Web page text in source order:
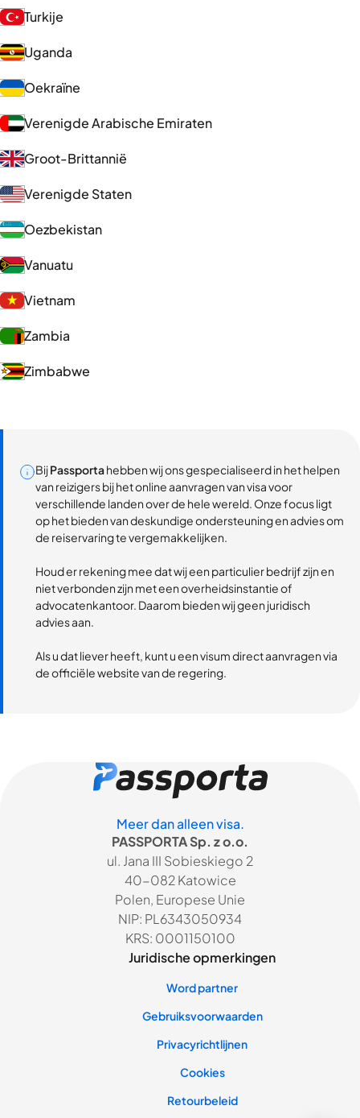
Turkije
Uganda
Oekraïne
Verenigde Arabische Emiraten
Groot-Brittannië
Verenigde Staten
Oezbekistan
Vanuatu
Vietnam
Zambia
Zimbabwe
BijPassportahebben wij ons gespecialiseerd in het helpen
van reizigers bij het online aanvragen van visa voor
verschillende landen over de hele wereld. Onze focus ligt
op het bieden van deskundige ondersteuning en advies om
de reiservaring te vergemakkelijken.
Houd er rekening mee dat wij een particulier bedrijf zijn en
niet verbonden zijn met een overheidsinstantie of
advocatenkantoor. Daarom bieden wij geen juridisch
advies aan.
Als u dat liever heeft, kunt u een visum direct aanvragen via
de officiële website van de regering.
Meer dan alleen visa.
PASSPORTA Sp. z o.o.
ul. Jana III Sobieskiego 2
40-082 Katowice
Polen, Europese Unie
NIP: PL6343050934
KRS: 0001150100
Juridische opmerkingen
Word partner
Gebruiksvoorwaarden
Privacyrichtlijnen
Cookies
Retourbeleid